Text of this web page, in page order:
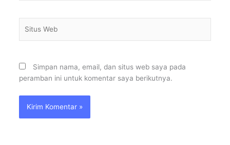
Web
Simpan nama, email, dan situs web saya pada
peramban ini untuk komentar saya berikutnya.